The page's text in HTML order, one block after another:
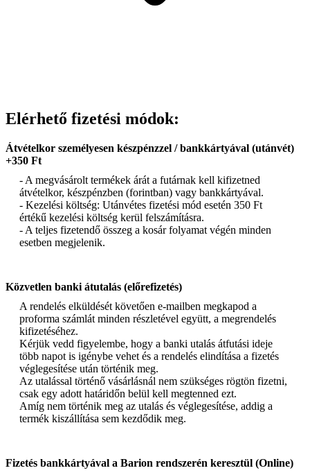
Elérhető fizetési módok:
Átvételkor személyesen készpénzzel / bankkártyával (utánvét)
+350 Ft
- A megvásárolt termékek árát a futárnak kell kifizetned
átvételkor, készpénzben (forintban) vagy bankkártyával.
- Kezelési költség: Utánvétes fizetési mód esetén 350 Ft
értékű kezelési költség kerül felszámításra.
- A teljes fizetendő összeg a kosár folyamat végén minden
esetben megjelenik.
Közvetlen banki átutalás (előrefizetés)
A rendelés elküldését követően e-mailben megkapod a
proforma számlát minden részletével együtt, a megrendelés
kifizetéséhez.
Kérjük vedd figyelembe, hogy a banki utalás átfutási ideje
több napot is igénybe vehet és a rendelés elindítása a fizetés
véglegesítése után történik meg.
Az utalással történő vásárlásnál nem szükséges rögtön fizetni,
csak egy adott határidőn belül kell megtenned ezt.
Amíg nem történik meg az utalás és véglegesítése, addig a
termék kiszállítása sem kezdődik meg.
Fizetés bankkártyával a Barion rendszerén keresztül (Online)